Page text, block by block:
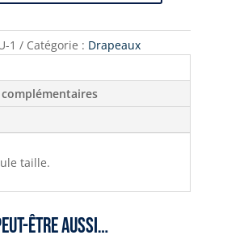
1 Catégorie : Drapeaux
taille.
être aussi…